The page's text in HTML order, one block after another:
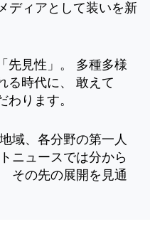
ディアとして装いを新
先見性」。 多種多様
る時代に、 敢えて
わります。
域、各分野の第一人
ニュースでは分から
その先の展開を見通